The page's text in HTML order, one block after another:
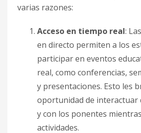
varias razones:
Acceso en tiempo real:
en directo permiten a los
participar en eventos
real, como conferencias,
y presentaciones. Esto les
oportunidad de interactuar
y con los ponentes
actividades.